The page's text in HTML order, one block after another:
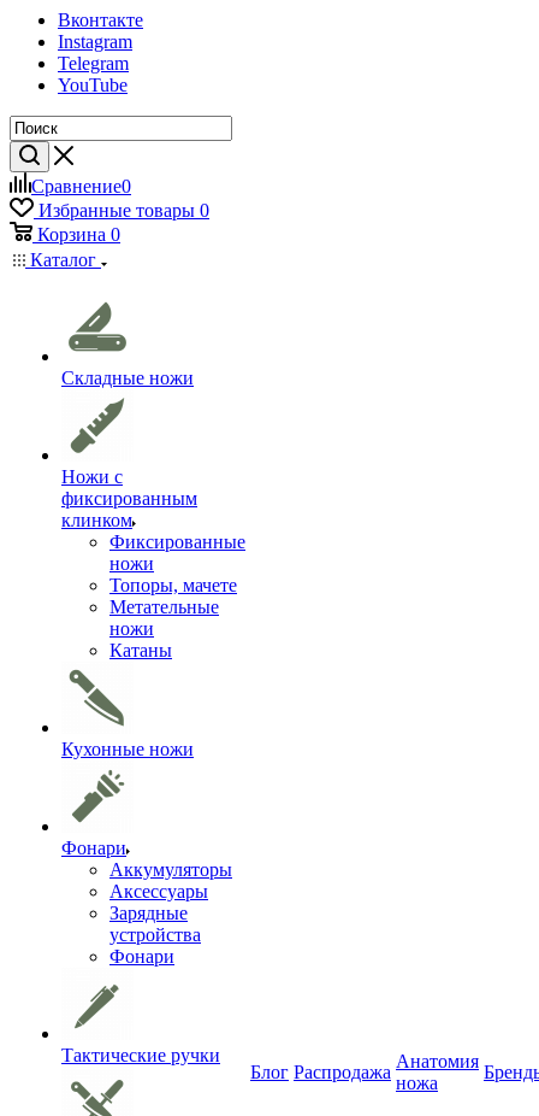
Вконтакте
Instagram
Telegram
YouTube
Сравнение0
Избранные товары 0
Корзина 0
Каталог
Складные ножи
Ножи с
фиксированным
клинком
Фиксированные
ножи
Топоры, мачете
Метательные
ножи
Катаны
Кухонные ножи
Фонари
Аккумуляторы
Аксессуары
Зарядные
устройства
Фонари
Тактические ручки
Блог Распродажа
Анатомия
ножа